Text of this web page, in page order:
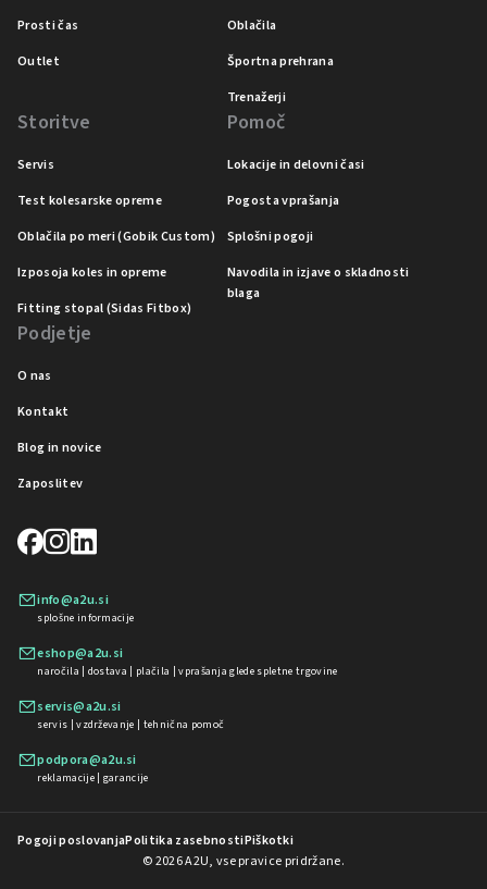
Prosti čas
Outlet
Oblačila
Športna prehrana
Trenažerji
Storitve
Servis
Test kolesarske opreme
Oblačila po meri (Gobik Custom)
Izposoja koles in opreme
Fitting stopal (Sidas Fitbox)
Pomoč
Lokacije in delovni časi
Pogosta vprašanja
Splošni pogoji
Navodila in izjave o skladnosti
blaga
Podjetje
O nas
Kontakt
Blog in novice
Zaposlitev
info@a2u.si
splošne informacije
eshop@a2u.si
naročila | dostava | plačila | vprašanja glede spletne trgovine
servis@a2u.si
servis | vzdrževanje | tehnična pomoč
podpora@a2u.si
reklamacije | garancije
Pogoji poslovanjaPolitika zasebnostiPiškotki
© 2026 A2U, vse pravice pridržane.